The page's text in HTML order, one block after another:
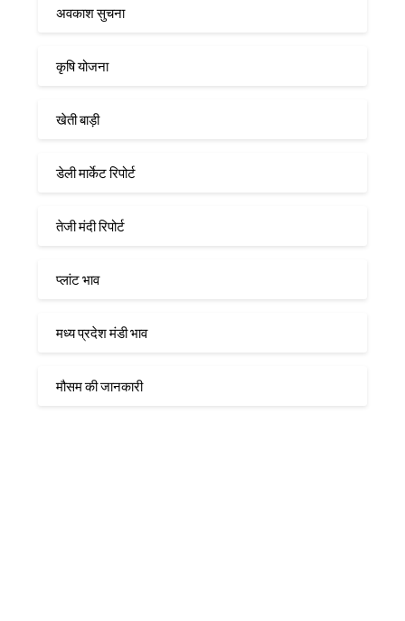
अवकाश सुचना
कृषि योजना
खेती बाड़ी
डेली मार्केट रिपोर्ट
तेजी मंदी रिपोर्ट
प्लांट भाव
मध्य प्रदेश मंडी भाव
मौसम की जानकारी